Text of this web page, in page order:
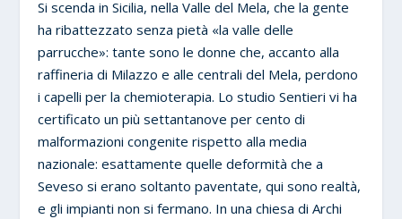
Si scenda in Sicilia, nella Valle del Mela, che la gente
ha ribattezzato senza pietà «la valle delle
parrucche»: tante sono le donne che, accanto alla
raffineria di Milazzo e alle centrali del Mela, perdono
i capelli per la chemioterapia. Lo studio Sentieri vi ha
certificato un più settantanove per cento di
malformazioni congenite rispetto alla media
nazionale: esattamente quelle deformità che a
Seveso si erano soltanto paventate, qui sono realtà,
e gli impianti non si fermano. In una chiesa di Archi